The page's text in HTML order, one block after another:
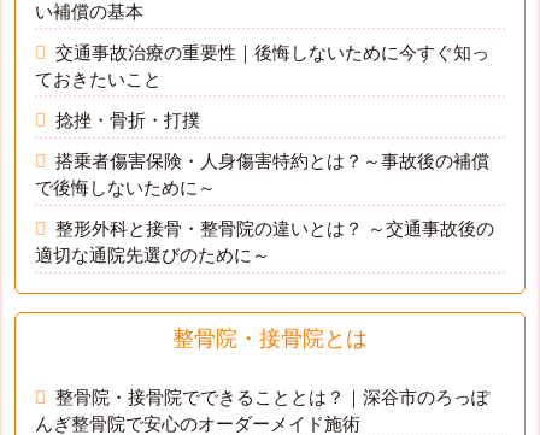
い補償の基本
交通事故治療の重要性｜後悔しないために今すぐ知っ
ておきたいこと
捻挫・骨折・打撲
搭乗者傷害保険・人身傷害特約とは？～事故後の補償
で後悔しないために～
整形外科と接骨・整骨院の違いとは？ ～交通事故後の
適切な通院先選びのために～
整骨院・接骨院とは
整骨院・接骨院でできることとは？｜深谷市のろっぽ
んぎ整骨院で安心のオーダーメイド施術